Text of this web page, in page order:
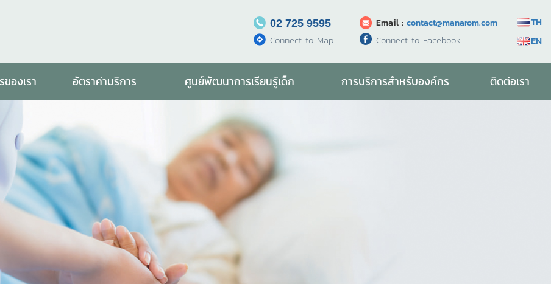
TH
EN
Email : contact@manarom.com
Connect to Facebook
02 725 9595
Connect to Map
องเรา อัตราค่าบริการ ศูนย์พัฒนาการเรียนรู้เด็ก การบริการสำหรับองค์กร ติดต่อเรา